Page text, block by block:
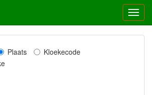
Plaats
Kloekecode